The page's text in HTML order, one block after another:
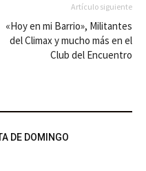
Artículo siguiente
«Hoy en mi Barrio», Militantes
del Climax y mucho más en el
Club del Encuentro
DE DOMINGO